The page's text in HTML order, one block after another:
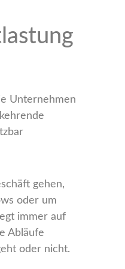
Unternehmen
gehen,
oder um
immer auf
Abläufe
oder nicht.